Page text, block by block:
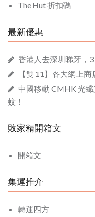
The Hut 折扣碼
最新優惠
香港人去深圳睇牙，
【雙 11】各大網上
中國移動 CMHK 光
蚊！
敗家精開箱文
開箱文
集運推介
轉運四方